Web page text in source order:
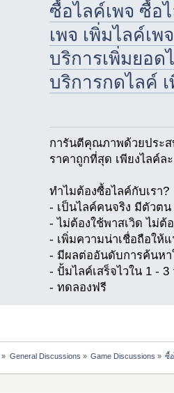
ซื้อไลค์เพจ ซื้อ
เพจ เพิ่มไลค์เ
บริการเพิ่มยอ
บริการกดไลค์
การันตีคุณภาพด้วยประ
ราคาถูกที่สุด เพียงไลค์ล
ทำไมต้องซื้อไลค์กับเรา?
- เป็นไลค์คนจริง มีตัวตน
- ไม่ต้องใช้พาสเวิด ไม่ต้
- เพิ่มความน่าเชื่อถือให้
- มีผลต่ออันดับการค้นหา
- ปั้มไลค์เสร็จไวใน 1 - 3
- ทดลองฟรี
» General Discussions » Game Discussions » ซื้